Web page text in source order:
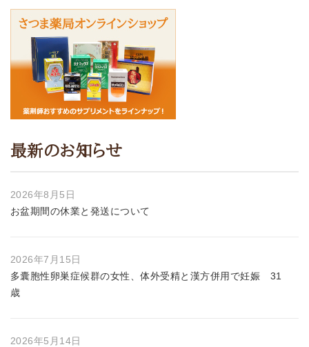
最新のお知らせ
2026年8月5日
お盆期間の休業と発送について
2026年7月15日
多囊胞性卵巣症候群の女性、体外受精と漢方併用で妊娠 31
歳
2026年5月14日